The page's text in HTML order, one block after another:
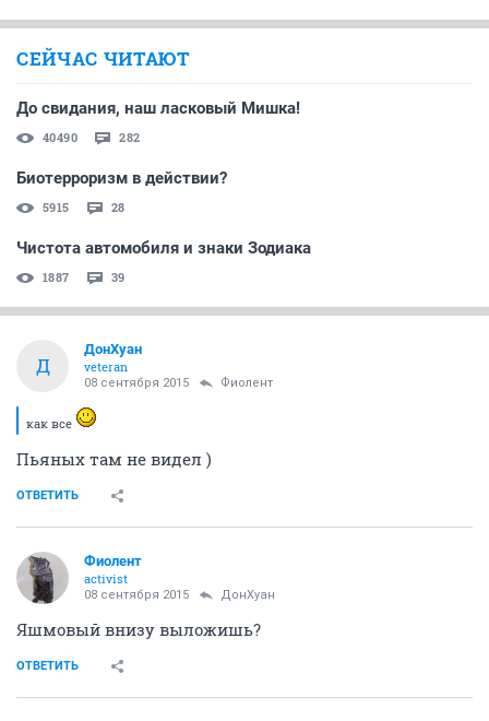
СЕЙЧАС ЧИТАЮТ
До свидания, наш ласковый Мишка!
40490 282
Биотерроризм в действии?
5915 28
Чистота автомобиля и знаки Зодиака
1887 39
Д
ДонХуан
veteran
08 сентября 2015 Фиолент
как все
Пьяных там не видел )
ОТВЕТИТЬ
Фиолент
activist
08 сентября 2015 ДонХуан
Яшмовый внизу выложишь?
ОТВЕТИТЬ